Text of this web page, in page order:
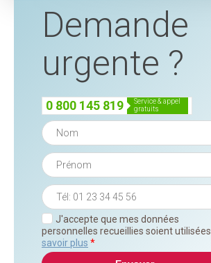
Demande
urgente ?
0 800 145 819
service & appel
gratuits
J'accepte que mes données
personnelles recueillies soient utilisées.
savoir plus *